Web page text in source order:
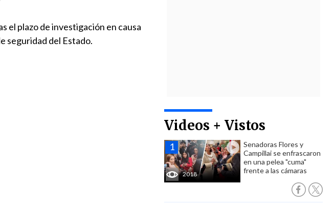
Videos + Vistos
2018
Senadoras Flores y
Campillai se enfrascaron
en una pelea "cuma"
frente a las cámaras
el plazo de investigación en causa
seguridad del Estado.